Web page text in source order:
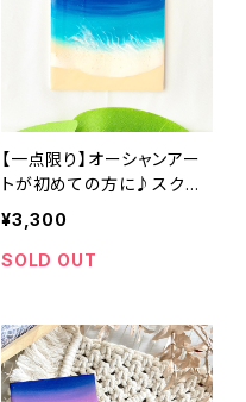
【一点限り】オーシャンアー
トが初めての方に♪スクエ
アミニアート オーシャンブ
ルー (10cm × 10cm)レジ
ンアート エポキシ樹脂 イン
ョン 誕生日 記念日
¥3,300
SOLD OUT